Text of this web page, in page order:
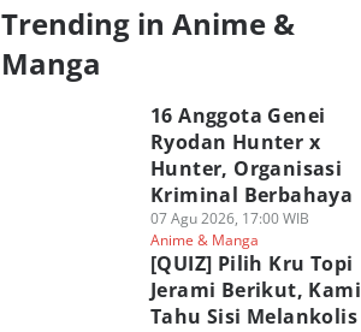
Trending in Anime &
Manga
16 Anggota Genei
Ryodan Hunter x
Hunter, Organisasi
Kriminal Berbahaya
07 Agu 2026, 17:00 WIB
Anime & Manga
[QUIZ] Pilih Kru Topi
Jerami Berikut, Kami
Tahu Sisi Melankolis